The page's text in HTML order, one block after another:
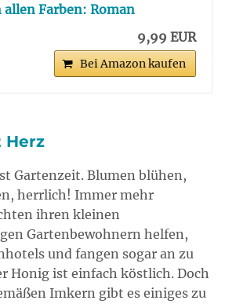
allen Farben: Roman
9,99 EUR
Bei Amazon kaufen
Herz
Gartenzeit. Blumen blühen,
herrlich! Immer mehr
ihren kleinen
Gartenbewohnern helfen,
und fangen sogar an zu
Honig ist einfach köstlich. Doch
Imkern gibt es einiges zu